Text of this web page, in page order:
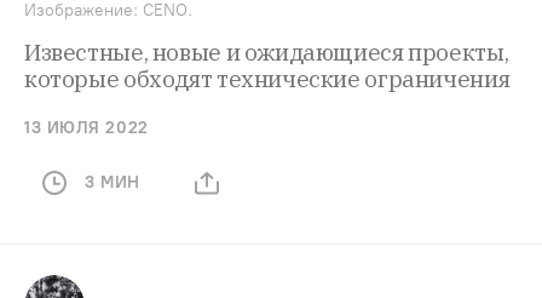
Изображение: CENO.
Известные, новые и ожидающиеся проекты,
которые обходят технические ограничения
13 ИЮЛЯ 2022
3 МИН